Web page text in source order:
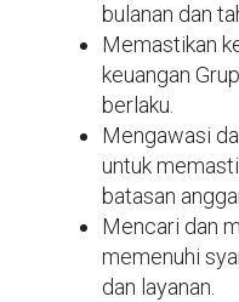
bulanan dan
Memastikan
keuangan
berlaku.
Mengawasi
untuk
batasan
Mencari dan
memenuhi
dan layanan.